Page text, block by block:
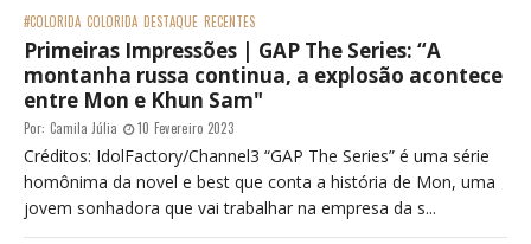
#COLORIDA COLORIDA DESTAQUE RECENTES
Primeiras Impressões | GAP The Series: “A
montanha russa continua, a explosão acontece
entre Mon e Khun Sam"
Por: Camila Júlia 10 Fevereiro 2023
Créditos: IdolFactory/Channel3 “GAP The Series” é uma série
homônima da novel e best que conta a história de Mon, uma
jovem sonhadora que vai trabalhar na empresa da s...